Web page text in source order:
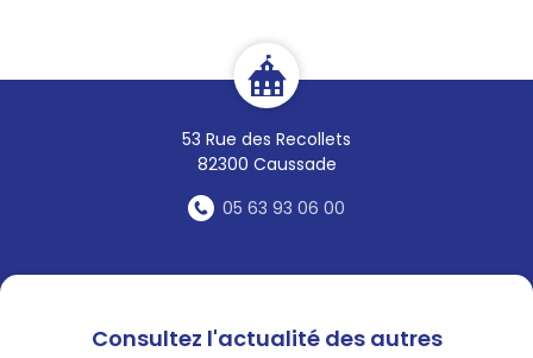
53 Rue des Recollets
82300 Caussade
05 63 93 06 00
Consultez l'actualité des autres